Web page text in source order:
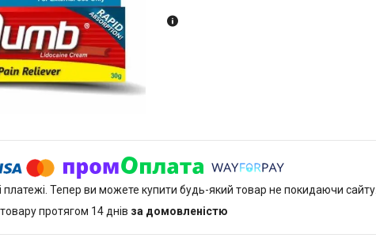
платежі. Тепер ви можете купити будь-який товар не покидаючи сайту.
протягом 14 днів за домовленістю